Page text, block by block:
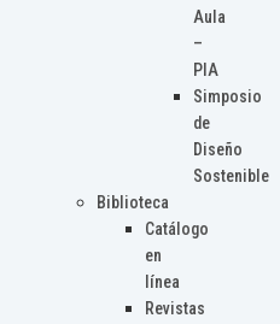
Aula
–
PIA
Simposio
de
Diseño
Sostenible
Biblioteca
Catálogo
en
línea
Revistas